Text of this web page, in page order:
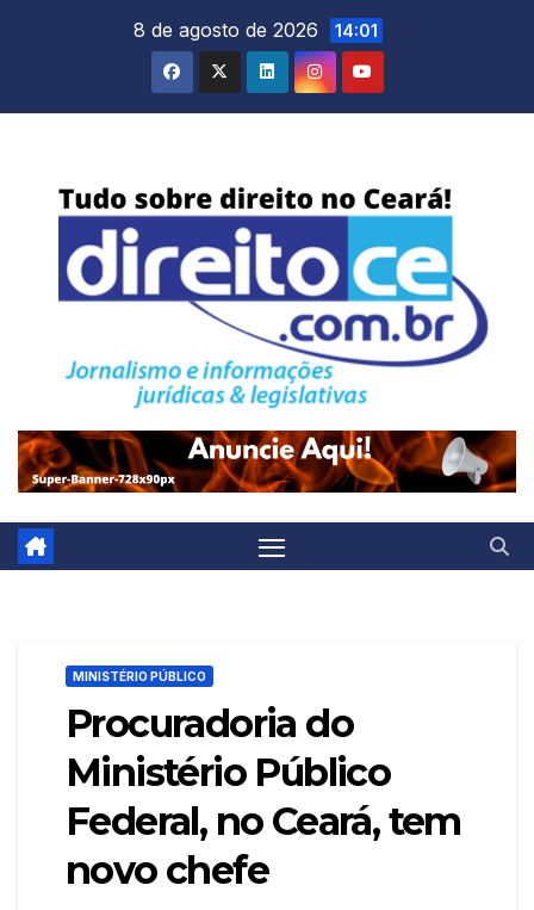
8 de agosto de 2026 14:01
MINISTÉRIO PÚBLICO
Procuradoria do
Ministério Público
Federal, no Ceará, tem
novo chefe